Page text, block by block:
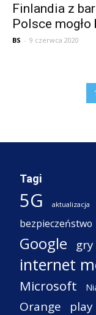
Finlandia z
Polsce
BS - 9 czerwca 2020
1
Tagi
5G aktualizacja
bezpieczeństwo
Google gry
internet
Microsoft
Orange play